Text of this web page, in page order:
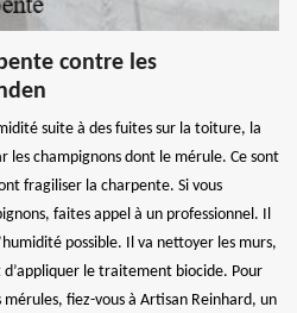
contre les
suite à des fuites sur la toiture, la
champignons dont le mérule. Ce sont
fragiliser la charpente. Si vous
faites appel à un professionnel. Il
possible. Il va nettoyer les murs,
d’appliquer le traitement biocide. Pour
fiez-vous à Artisan Reinhard, un